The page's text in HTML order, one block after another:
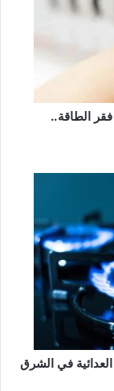
الطاقة..
في الشرق